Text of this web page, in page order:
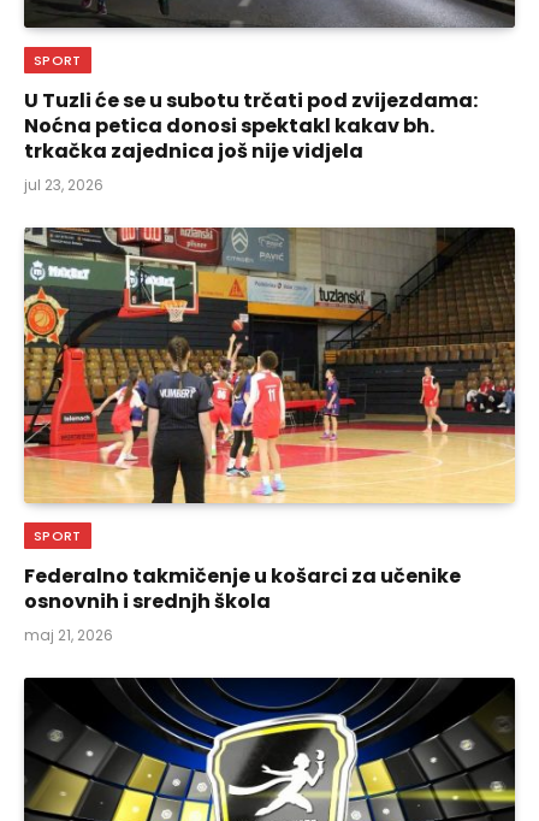
SPORT
U Tuzli će se u subotu trčati pod zvijezdama:
Noćna petica donosi spektakl kakav bh.
trkačka zajednica još nije vidjela
jul 23, 2026
SPORT
Federalno takmičenje u košarci za učenike
osnovnih i srednjh škola
maj 21, 2026